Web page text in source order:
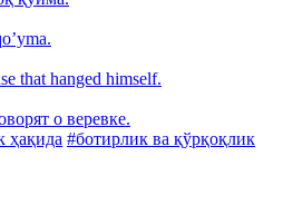
that hanged himself.
о веревке.
ҳақида #ботирлик ва қўрқоқлик